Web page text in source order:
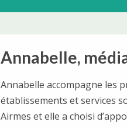
Annabelle,
Annabelle accompagne les
établissements et services
Airmes et elle a choisi